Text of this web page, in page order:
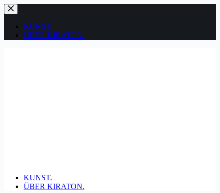
Zum
Inhalt
springenKUNST.
ÜBER KIRATON.
KUNST.
ÜBER KIRATON.